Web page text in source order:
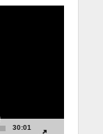
30:01